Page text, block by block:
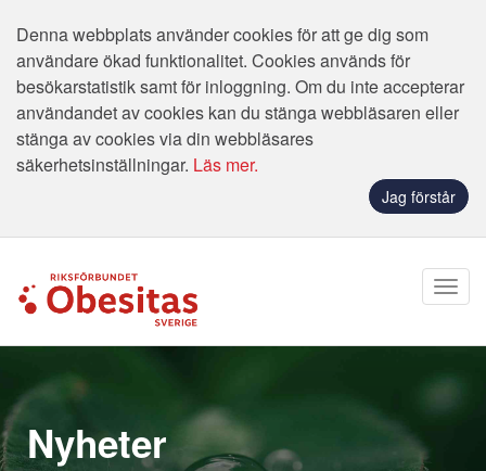
Denna webbplats använder cookies för att ge dig som
användare ökad funktionalitet. Cookies används för
besökarstatistik samt för inloggning. Om du inte accepterar
användandet av cookies kan du stänga webbläsaren eller
stänga av cookies via din webbläsares
säkerhetsinställningar. Läs mer.
Jag förstår
Nyheter